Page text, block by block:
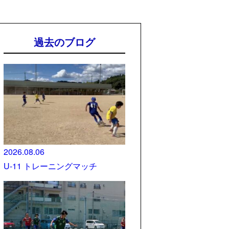
過去のブログ
2026.08.06
U-11 トレーニングマッチ